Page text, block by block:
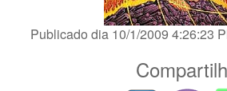
Publicado dia 10/1/2009 4:26:23